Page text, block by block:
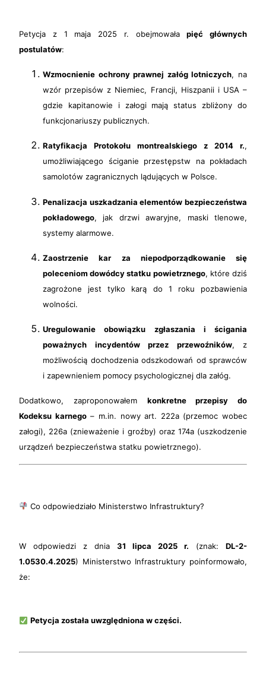
Petycja z 1 maja 2025 r. obejmowałapięć głównych
postulatów:
Wzmocnienie ochrony prawnej załóg lotniczych, na
wzór przepisów z Niemiec, Francji, Hiszpanii i USA –
gdzie kapitanowie i załogi mają status zbliżony do
funkcjonariuszy publicznych.
Ratyfikacja Protokołu montrealskiego z 2014 r.,
umożliwiającego ściganie przestępstw na pokładach
samolotów zagranicznych lądujących w Polsce.
Penalizacja uszkadzania elementów bezpieczeństwa
pokładowego, jak drzwi awaryjne, maski tlenowe,
systemy alarmowe.
Zaostrzenie kar za niepodporządkowanie się
poleceniom dowódcy statku powietrznego, które dziś
zagrożone jest tylko karą do 1 roku pozbawienia
wolności.
Uregulowanie obowiązku zgłaszania i ścigania
poważnych incydentów przez przewoźników, z
możliwością dochodzenia odszkodowań od sprawców
i zapewnieniem pomocy psychologicznej dla załóg.
Dodatkowo, zaproponowałem konkretne przepisy do
Kodeksu karnego– m.in. nowy art. 222a (przemoc wobec
załogi), 226a (znieważenie i groźby) oraz 174a (uszkodzenie
urządzeń bezpieczeństwa statku powietrznego).
Co odpowiedziało Ministerstwo Infrastruktury?
W odpowiedzi z dnia 31 lipca 2025 r. (znak: DL-2-
1.0530.4.2025) Ministerstwo Infrastruktury poinformowało,
że:
Petycja została uwzględniona w części.